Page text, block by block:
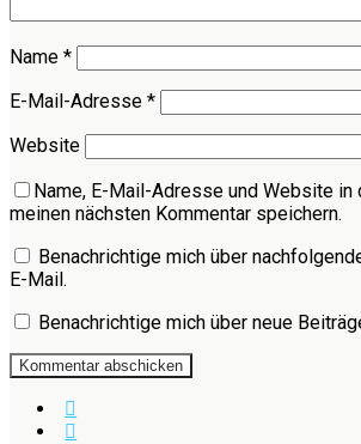
Name *
E-Mail-Adresse *
Website
Name, E-Mail-Adresse und Website
meinen nächsten Kommentar speichern.
Benachrichtige mich über
E-Mail.
Benachrichtige mich über neue